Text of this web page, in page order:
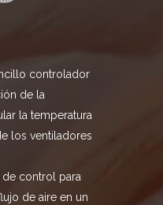
controlador
de la
la temperatura
los ventiladores
de control para
de aire en un